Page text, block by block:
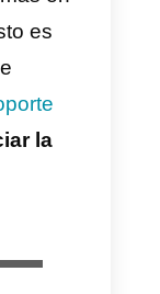
al
para
y
para ello,